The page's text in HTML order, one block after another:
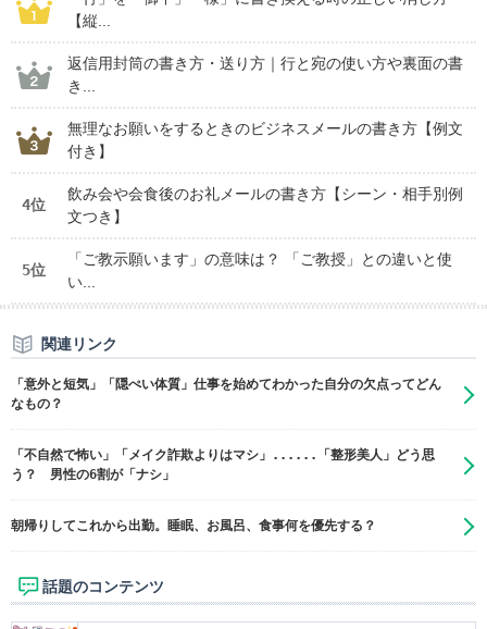
【縦...
返信用封筒の書き方・送り方｜行と宛の使い方や裏面の書
き...
無理なお願いをするときのビジネスメールの書き方【例文
付き】
4位
飲み会や会食後のお礼メールの書き方【シーン・相手別例
文つき】
5位
「ご教示願います」の意味は？ 「ご教授」との違いと使
い...
関連リンク
「意外と短気」「隠ぺい体質」仕事を始めてわかった自分の欠点ってどん
なもの？
「不自然で怖い」「メイク詐欺よりはマシ」......「整形美人」どう思
う？ 男性の6割が「ナシ」
朝帰りしてこれから出勤。睡眠、お風呂、食事何を優先する？
話題のコンテンツ